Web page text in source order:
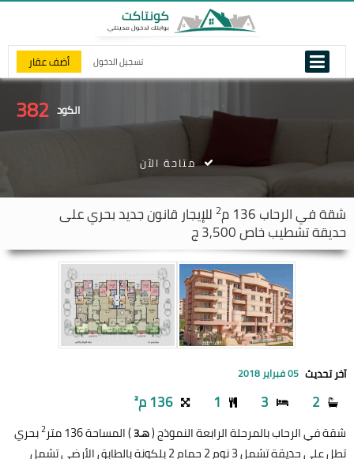
تسجيل الدخول أضف عقار
الكود 382
شقة فيالرحاب 2 للإيجار قانون جديد بحري على
حديقة تشطيب خاص 3,500 ج
متاحة الآن
آخر تحديث 05 فبراير 2018
2
3
1 136 م²
شقة في الرحاب بالمرحلة الرابعة النموذج (هـ3 ) المساحة 136 متر 2بحري
تطل على حديقة تشمل 3 نوم 2 حمام 2 بلكونة بالطابق الأرضي تشمل